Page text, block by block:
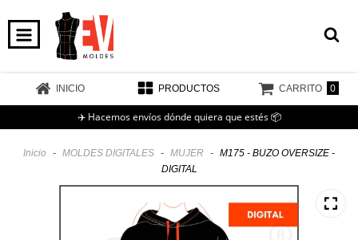
INICIO PRODUCTOS CARRITO 0
✈️ Hacemos envíos dónde quiera que estés 📦
Inicio - MOLDES DIGITALES - MUJER - M175 - BUZO OVERSIZE -
DIGITAL